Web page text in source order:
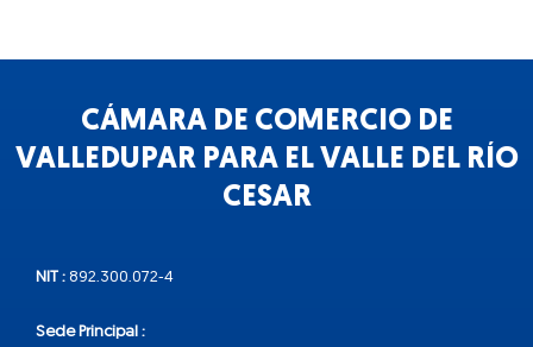
CÁMARA DE COMERCIO DE
VALLEDUPAR PARA EL VALLE DEL RÍO
CESAR
NIT : 892.300.072-4
Sede Principal :